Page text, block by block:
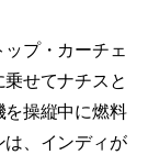
プ・カーチェ
せてナチスと
操縦中に燃料
、インディが